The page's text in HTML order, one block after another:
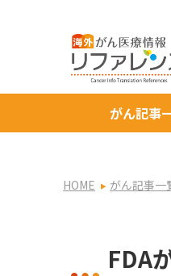
がん記事
HOME がん記事一
FDA